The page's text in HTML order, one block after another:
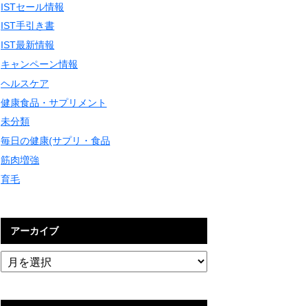
ISTセール情報
IST手引き書
IST最新情報
キャンペーン情報
ヘルスケア
健康食品・サプリメント
未分類
毎日の健康(サプリ・食品
筋肉増強
育毛
アーカイブ